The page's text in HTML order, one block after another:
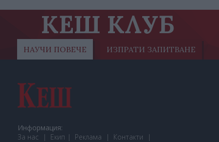
КЕШ КЛУБ
НАУЧИ ПОВЕЧЕ ИЗПРАТИ ЗАПИТВАНЕ
Информация:
За нас
Екип Реклама Контакти